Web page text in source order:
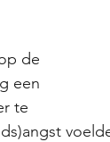
de
een
te